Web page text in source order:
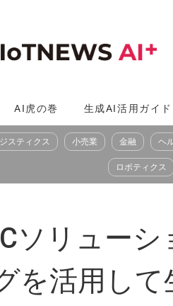
AI虎の巻 生成AI活用ガイド
スティクス 小売業 金融 ヘ
ロボティクス
ソリュー
を活用し